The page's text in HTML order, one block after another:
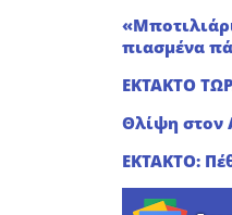
πιασμένα
ΕΚΤΑΚΤΟ
Θλίψη στον
ΕΚΤΑΚΤΟ: